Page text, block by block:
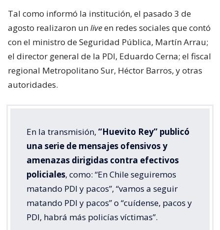
Tal como informó la institución, el pasado 3 de
agosto realizaron unliveen redes sociales que contó
con el ministro de Seguridad Pública, Martín Arrau;
el director general de la PDI, Eduardo Cerna; el fiscal
regional Metropolitano Sur, Héctor Barros, y otras
autoridades.
En la transmisión, “Huevito Rey” publicó
una serie de mensajes ofensivos y
amenazas dirigidas contra efectivos
policiales, como: “En Chile seguiremos
matando PDI y pacos”, “vamos a seguir
matando PDI y pacos” o “cuídense, pacos y
PDI, habrá más policías víctimas”.